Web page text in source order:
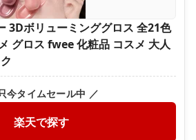
3Dボリューミンググロス 全21色
グロス fwee 化粧品 コスメ 大人
今タイムセール中 ／
楽天で探す